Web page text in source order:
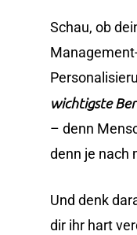
Schau, ob
wichtigste
– denn
denn je nach
Und denk
dir ihr hart